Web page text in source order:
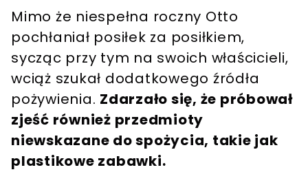
Mimo że niespełna roczny Otto
pochłaniał posiłek za posiłkiem,
sycząc przy tym na swoich właścicieli,
wciąż szukał dodatkowego źródła
pożywienia. Zdarzało się, że próbował
zjeść również przedmioty
niewskazane do spożycia, takie jak
plastikowe zabawki.